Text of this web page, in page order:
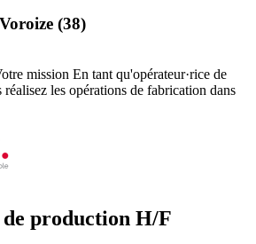
(38)
mission En tant qu'opérateur·rice de
réalisez les opérations de fabrication dans
production H/F